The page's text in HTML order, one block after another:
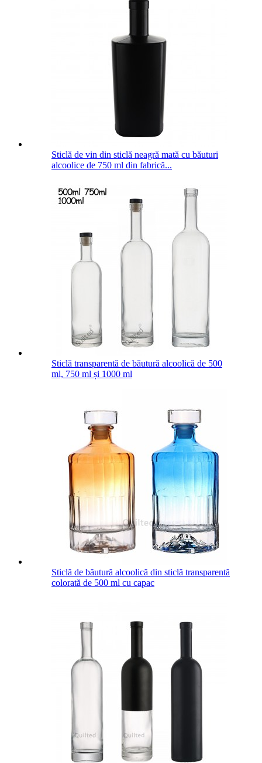
Sticlă de vin din sticlă neagră mată cu băuturi
alcoolice de 750 ml din fabrică...
Sticlă transparentă de băutură alcoolică de 500
ml, 750 ml și 1000 ml
Sticlă de băutură alcoolică din sticlă transparentă
colorată de 500 ml cu capac